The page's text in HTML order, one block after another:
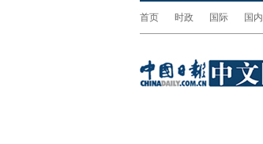
首页 时政 国际 国内